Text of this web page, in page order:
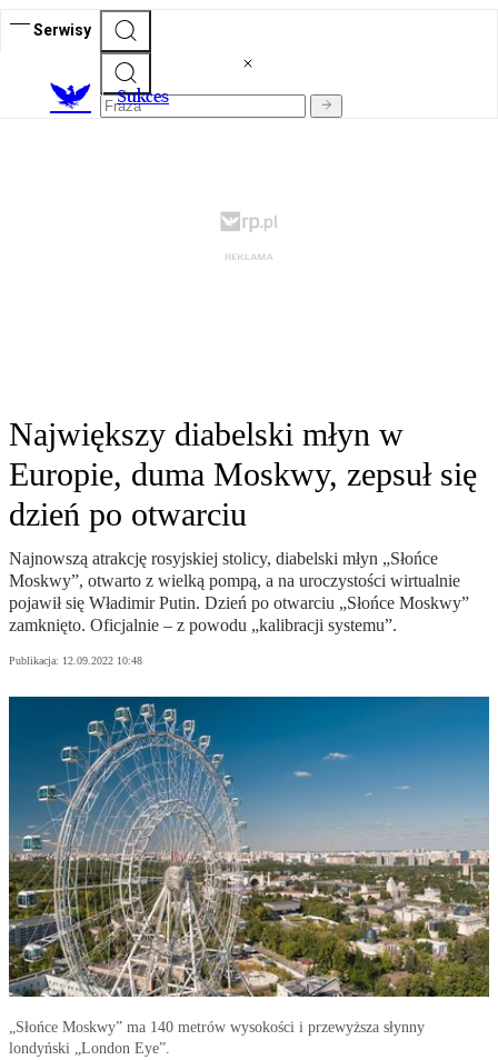
Serwisy
Sukces
Największy diabelski młyn w
Europie, duma Moskwy, zepsuł się
dzień po otwarciu
Najnowszą atrakcję rosyjskiej stolicy, diabelski młyn „Słońce
Moskwy”, otwarto z wielką pompą, a na uroczystości wirtualnie
pojawił się Władimir Putin. Dzień po otwarciu „Słońce Moskwy”
zamknięto. Oficjalnie – z powodu „kalibracji systemu”.
Publikacja: 12.09.2022 10:48
„Słońce Moskwy” ma 140 metrów wysokości i przewyższa słynny
londyński „London Eye”.